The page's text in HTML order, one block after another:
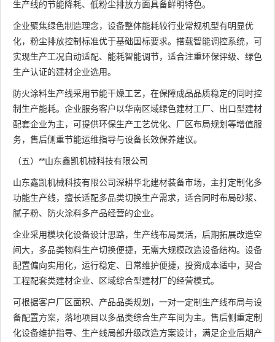
生产线的节能降耗、低粉尘排放方面具备鲜明特色。
企业聚焦绿色制造理念，设备整体能耗较行业常规机型有明显优
化，粉尘排放控制标准优于基础国标要求。搭载智能调控系统，可
实现生产工况自动适配、能耗智能调节，适合注重环保评级、绿色
生产认证的建材企业选用。
防火涂料生产线采用节能干燥工艺，在保障成品品质稳定的同时控
制生产能耗。企业服务客户以华南区域绿色建材工厂、出口型建材
配套企业为主，可提供环保生产工艺优化、厂区布局规划等增值服
务，售后侧重节能运维指导与设备长效保养建议。
（五）**山东鑫凯机械科技有限公司
山东鑫凯机械科技有限公司深耕华北建材装备市场，主打定制化多
功能生产线，擅长适配多品类切换生产需求，适合同时布局砂浆、
腻子粉、防火涂料多产品经营的企业。
企业采用模块化设备设计思路，生产线布局灵活，后期拓展改造空
间大，多品类物料生产切换便捷，无需大规模改造设备结构。设备
配置偏向实用化，运行稳定、日常维护便捷，投资成本适中，契合
工程配套类建材企业、区域综合型建材厂的经营模式。
可根据客户厂区面积、产品品类规划，一对一定制生产线布局与设
备配置方案，落地项目以多品类综合生产车间为主。售后侧重定制
化设备维护指导、生产线局部升级改造方案设计，满足企业后期产